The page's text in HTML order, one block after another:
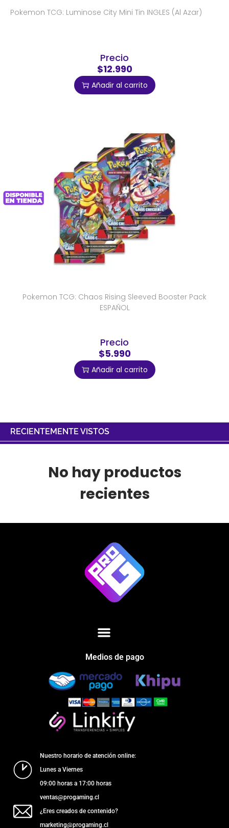
Pokemon TCG: Luminose City Mini Tin INGLES (Al Azar)
Precio
$12.990
Añadir al carrito
Pokemon TCG: Chaos Rising Sleeved Booster Pack
ESPAÑOL
Precio
$5.990
Añadir al carrito
RECIENTEMENTE VISTOS
No hay productos
recientes
Medios de pago
Nuestro horario de atención online:
Lunes a Viernes
09:00 horas a 17:00 horas
ventas@progaming.cl
¿Eres creados de contenido?
marketing@progaming.cl